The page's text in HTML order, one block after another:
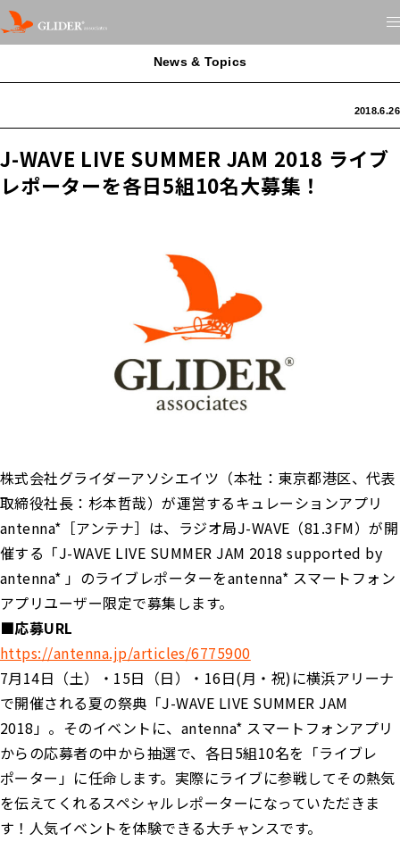
News & Topics
2018.6.26
J-WAVE LIVE SUMMER JAM 2018 ライブ
レポーターを各日5組10名大募集！
株式会社グライダーアソシエイツ（本社：東京都港区、代表
取締役社長：杉本哲哉）が運営するキュレーションアプリ
antenna*［アンテナ］は、ラジオ局J-WAVE（81.3FM）が開
催する「J-WAVE LIVE SUMMER JAM 2018 supported by
antenna* 」のライブレポーターをantenna* スマートフォン
アプリユーザー限定で募集します。
■応募URL
https://antenna.jp/articles/6775900
7月14日（土）・15日（日）・16日(月・祝)に横浜アリーナ
で開催される夏の祭典「J-WAVE LIVE SUMMER JAM
2018」。そのイベントに、antenna* スマートフォンアプリ
からの応募者の中から抽選で、各日5組10名を「ライブレ
ポーター」に任命します。実際にライブに参戦してその熱気
を伝えてくれるスペシャルレポーターになっていただきま
す！人気イベントを体験できる大チャンスです。